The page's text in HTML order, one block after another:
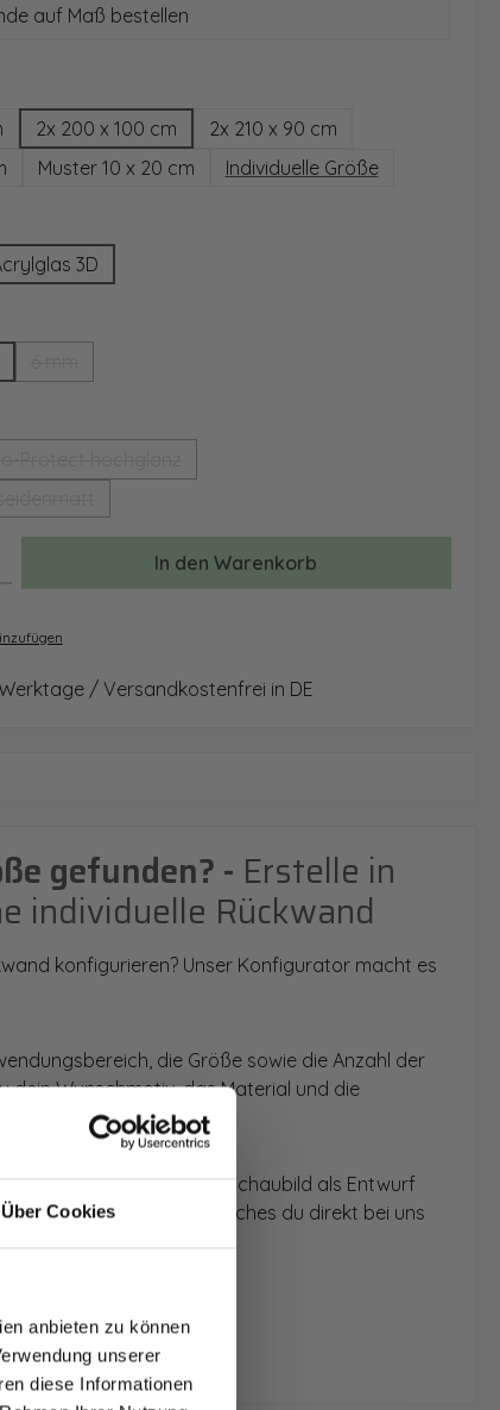
Über Cookies
anbieten zu können
unserer
diese Informationen
auf Maß bestellen
2x 200 x 100 cm
2x 210 x 90 cm
Muster 10 x 20 cm Individuelle Größe
ist zurzeit nicht verfügbar.)
3D
Option ist zurzeit nicht verfügbar.)
den gewünschten Wert ein oder benutze die Schaltflächen
In den Warenkorb
Werktage / Versandkostenfrei in DE
gefunden? - Erstelle in
individuelle Rückwand
konfigurieren? Unser Konfigurator macht es
die Größe sowie die Anzahl der
dein Wunschmotiv, das Material und die
dir die Rückwände im Schaubild als Entwurf
Angebot, welches du direkt bei uns